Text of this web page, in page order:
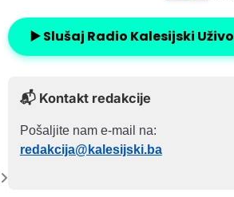
▶️ Slušaj Radio Kalesijski Uživo
📬 Kontakt redakcije
Pošaljite nam e-mail na:
redakcija@kalesijski.ba